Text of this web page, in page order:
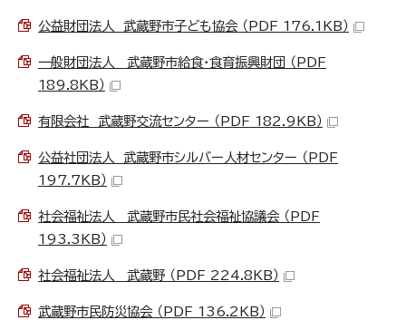
公益財団法人 武蔵野市子ども協会 （PDF 176.1KB）
一般財団法人 武蔵野市給食・食育振興財団 （PDF
189.8KB）
有限会社 武蔵野交流センター （PDF 182.9KB）
公益社団法人 武蔵野市シルバー人材センター （PDF
197.7KB）
社会福祉法人 武蔵野市民社会福祉協議会 （PDF
193.3KB）
社会福祉法人 武蔵野 （PDF 224.8KB）
武蔵野市民防災協会 （PDF 136.2KB）